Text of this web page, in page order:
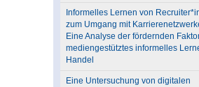
Informelles Lernen von
zum Umgang mit
Eine Analyse der fördernden
mediengestütztes informelles
Handel
Eine Untersuchung von digitalen